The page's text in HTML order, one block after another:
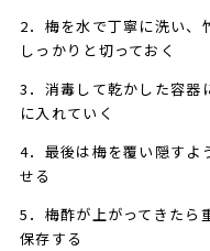
2．梅を水で丁寧に洗い、
しっかりと切っておく
3．消毒して乾かした容器
に入れていく
4．最後は梅を覆い隠すよ
せる
5．梅酢が上がってきたら
保存する